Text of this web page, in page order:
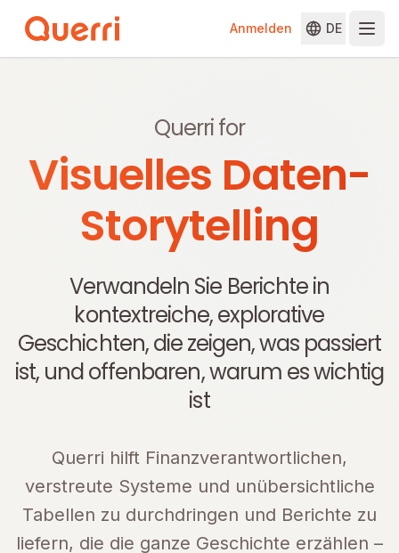
Anmelden DE
Querri for
Visuelles Daten-
Storytelling
Verwandeln Sie Berichte in
kontextreiche, explorative
Geschichten, die zeigen, was passiert
ist, und offenbaren, warum es wichtig
ist
Querri hilft Finanzverantwortlichen,
verstreute Systeme und unübersichtliche
Tabellen zu durchdringen und Berichte zu
liefern, die die ganze Geschichte erzählen –